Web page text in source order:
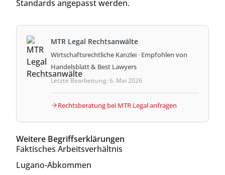
Standards angepasst werden.
MTR Legal Rechtsanwälte
Wirtschaftsrechtliche Kanzlei · Empfohlen von
Handelsblatt & Best Lawyers
Letzte Bearbeitung: 6. Mai 2026
Rechtsberatung bei MTR Legal anfragen
Weitere Begriffserklärungen
Faktisches Arbeitsverhältnis
Lugano-Abkommen